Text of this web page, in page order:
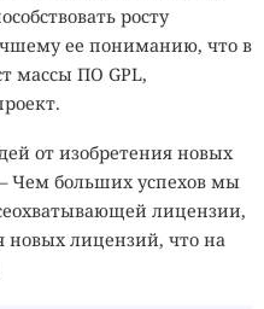
росту
ее пониманию, что в
массы ПО GPL,
от изобретения новых
Чем больших успехов мы
лицензии,
новых лицензий, что на